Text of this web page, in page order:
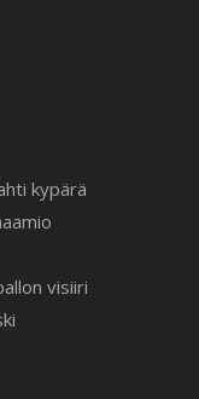
kypärä
visiiri